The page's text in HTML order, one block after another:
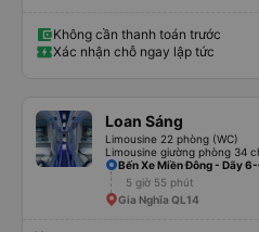
GPS và biển số xe vì tôi phải tìm kiếm
là vấn đề của bến xe Đà Lạt (không
thông tin), chứ không phải của công ty.
Không cần thanh toán trước
Xác nhận chỗ ngay lập tức
Loan Sáng
Limousine 22 phòng (WC)
Limousine giường phòng 34
Bến Xe Miền Đông - Dãy 6-
5 giờ 55 phút
Gia Nghĩa QL14